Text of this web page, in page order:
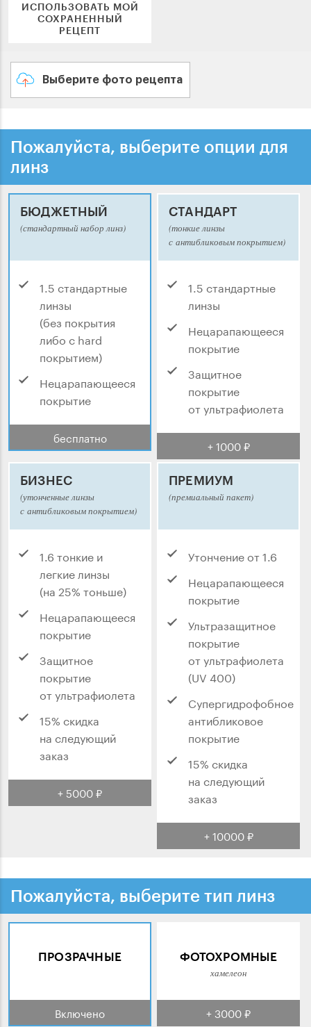
ИСПОЛЬЗОВАТЬ МОЙ
СОХРАНЕННЫЙ
РЕЦЕПТ
Выберите фото рецепта
Пожалуйста, выберите опции для
линз
БЮДЖЕТНЫЙ
(стандартный набор линз)
1.5 стандартные
линзы
(без покрытия
либо с hard
покрытием)
Нецарапающееся
покрытие
бесплатно
СТАНДАРТ
(тонкие линзы
с антибликовым покрытием)
1.5 стандартные
линзы
Нецарапающееся
покрытие
Защитное
покрытие
от ультрафиолета
+ 1000 ₽
БИЗНЕС
(утонченные линзы
с антибликовым покрытием)
1.6 тонкие и
легкие линзы
(на 25% тоньше)
Нецарапающееся
покрытие
Защитное
покрытие
от ультрафиолета
15% скидка
на следующий
заказ
+ 5000 ₽
ПРЕМИУМ
(премиальный пакет)
Утончение от 1.6
Нецарапающееся
покрытие
Ультразащитное
покрытие
от ультрафиолета
(UV 400)
Супергидрофобное
антибликовое
покрытие
15% скидка
на следующий
заказ
+ 10000 ₽
Пожалуйста, выберите тип линз
ПРОЗРАЧНЫЕ
Включено
ФОТОХРОМНЫЕ
хамелеон
+ 3000 ₽